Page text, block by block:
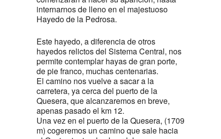
internarnos de lleno en el majestuoso
Hayedo de la Pedrosa.
Este hayedo, a diferencia de otros
hayedos relictos del Sistema Central, nos
permite contemplar hayas de gran porte,
de pie franco, muchas centenarias.
El camino nos vuelve a sacar a la
carretera, ya cerca del puerto de la
Quesera, que alcanzaremos en breve,
apenas pasado el km 12.
Una vez en el puerto de la Quesera, (1709
m) cogeremos un camino que sale hacia